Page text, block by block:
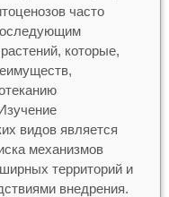
часто
которые,
видов является
механизмов
территорий и
внедрения.